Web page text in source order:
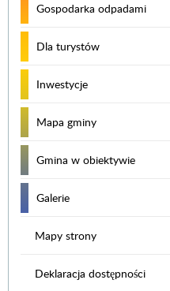
Gospodarka odpadami
Dla turystów
Inwestycje
Mapa gminy
Gmina w obiektywie
Galerie
Mapy strony
Deklaracja dostępności